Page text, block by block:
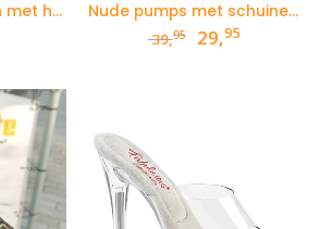
Kinky enkellaarzen met hoge hakken en gespen Nude pumps met schuine plateau en hoge hak
39,95
prijs
29,95Huidige